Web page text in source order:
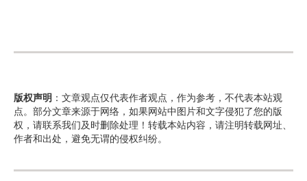
版权声明 ：文章观点仅代表作者观点，作为参考，不代表本站观
点。部分文章来源于网络，如果网站中图片和文字侵犯了您的版
权，请联系我们及时删除处理！转载本站内容，请注明转载网址、
作者和出处，避免无谓的侵权纠纷。